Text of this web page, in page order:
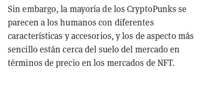
Sin embargo, la mayoría de los CryptoPunks se
parecen a los humanos con diferentes
características y accesorios, y los de aspecto más
sencillo están cerca del suelo del mercado en
términos de precio en los mercados de NFT.